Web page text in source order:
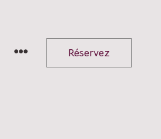
Réservez